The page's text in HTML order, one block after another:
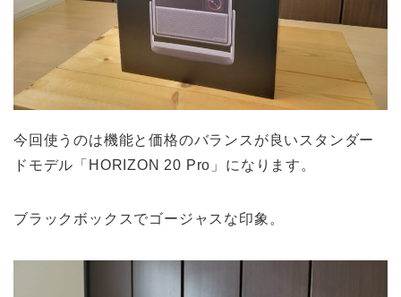
今回使うのは機能と価格のバランスが良いスタンダー
ドモデル「HORIZON 20 Pro」になります。
ブラックボックスでゴージャスな印象。